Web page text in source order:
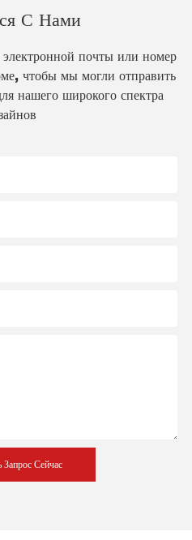
С Нами
электронной почты или номер
чтобы мы могли отправить
нашего широкого спектра
Запрос Сейчас